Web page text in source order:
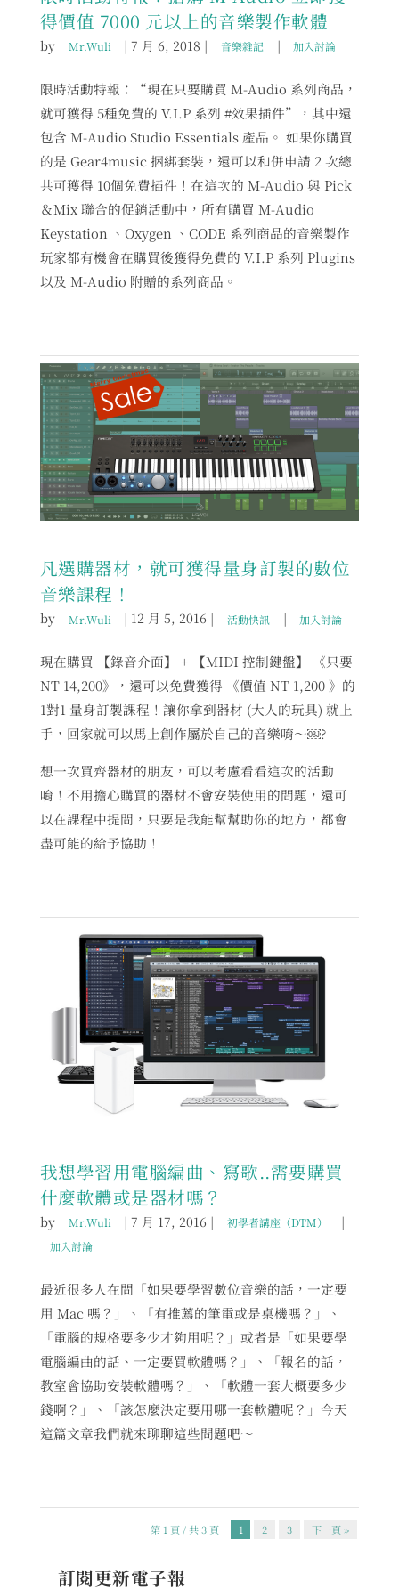
得價值 7000 元以上的音樂製作軟體
by Mr.Wuli |7 月 6, 2018 | 音樂雜記 | 加入討論
限時活動特報：“現在只要購買 M-Audio 系列商品，
就可獲得 5種免費的 V.I.P 系列 #效果插件”，其中還
包含 M-Audio Studio Essentials 產品。 如果你購買
的是 Gear4music 捆綁套裝，還可以和併申請 2 次總
共可獲得 10個免費插件！在這次的 M-Audio 與 Pick
＆Mix 聯合的促銷活動中，所有購買 M-Audio
Keystation 、Oxygen 、CODE 系列商品的音樂製作
玩家都有機會在購買後獲得免費的 V.I.P 系列 Plugins
以及 M-Audio 附贈的系列商品。
凡選購器材，就可獲得量身訂製的數位
音樂課程！
by Mr.Wuli | 12 月 5, 2016 | 活動快訊 | 加入討論
現在購買 【錄音介面】 + 【MIDI 控制鍵盤】 《只要
NT 14,200》，還可以免費獲得 《價值 NT 1,200 》的
1對1 量身訂製課程！讓你拿到器材 (大人的玩具) 就上
手，回家就可以馬上創作屬於自己的音樂唷～￼?
想一次買齊器材的朋友，可以考慮看看這次的活動
唷！不用擔心購買的器材不會安裝使用的問題，還可
以在課程中提問，只要是我能幫幫助你的地方，都會
盡可能的給予協助！
我想學習用電腦編曲、寫歌..需要購買
什麼軟體或是器材嗎？
by Mr.Wuli |7 月 17, 2016 | 初學者講座（DTM） |
加入討論
最近很多人在問「如果要學習數位音樂的話，一定要
用 Mac 嗎？」、「有推薦的筆電或是桌機嗎？」、
「電腦的規格要多少才夠用呢？」或者是「如果要學
電腦編曲的話、一定要買軟體嗎？」、「報名的話，
教室會協助安裝軟體嗎？」、「軟體一套大概要多少
錢啊？」、「該怎麼決定要用哪一套軟體呢？」今天
這篇文章我們就來聊聊這些問題吧～
第 1 頁 / 共 3 頁 1 2 3 下一頁 »
訂閱更新電子報